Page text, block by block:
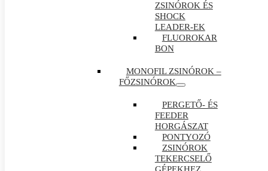
ZSINÓROK ÉS
SHOCK
LEADER-EK
FLUOROKAR
BON
MONOFIL ZSINÓROK –
FŐZSINÓROK
PERGETŐ- ÉS
FEEDER
HORGÁSZAT
PONTYOZÓ
ZSINÓROK
TEKERCSELŐ